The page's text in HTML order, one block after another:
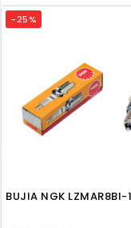
-25%
BUJIA NGK LZMAR8BI-